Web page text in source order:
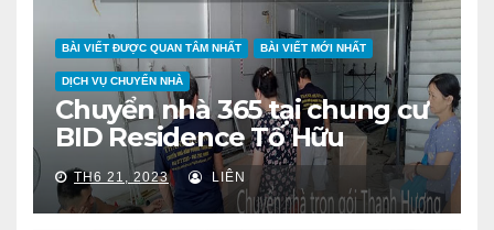
BÀI VIẾT ĐƯỢC QUAN TÂM NHẤT BÀI VIẾT MỚI NHẤT
DỊCH VỤ CHUYỂN NHÀ
Chuyển nhà 365 tại chung cư
BID Residence Tố Hữu
TH6 21, 2023 LIÊN